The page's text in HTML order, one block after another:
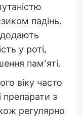
падінь.
додають
у роті,
пам’яті.
віку часто
препарати з
регулярно